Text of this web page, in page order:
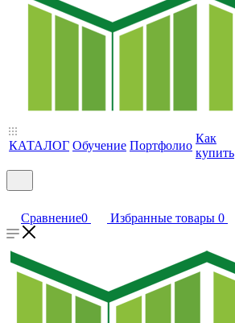
КАТАЛОГ Обучение Портфолио
Как
купить
Сравнение0 Избранные товары 0